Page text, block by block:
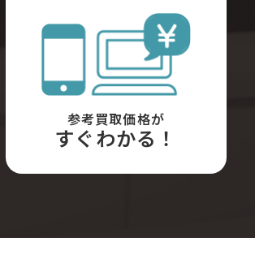
参考買取価格が
すぐわかる！